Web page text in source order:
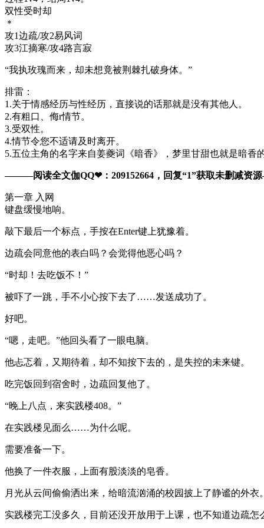
双性受时却
＊
攻1边疏/攻2易风词
攻3江摘寒/攻4路言寂
“我执玫瑰而来，却未想竟被荆棘扎破身体。”
排雷：
1.关于情感经历与性经历，直接说的话那就是没有其他人。
2.有粗口、侮r情节。
3.受双性。
4.情节令您不适请及时离开。
5.五位主角的名字来自姜夔词《暗香》，梦里甘甜也就是暗香
———阅读全文伽QQ❤：209152664，回复“1”获取未删减资
第一章 入网
键盘缓慢地响。
敲下最后一个标点，手按在Enter键上犹豫着。
边疏会同意他的表白吗？会觉得他恶心吗？
“时却！去吃饭不！”
被吓了一跳，手不小心按下去了……发送成功了。
好吧。
“嗯，走吧。”他回头看了一眼电脑。
他忐忑着，又期待着，却不知按下去的，是失控的未来键。
吃完饭回到宿舍时，边疏回复他了。
“晚上八点，来实践楼408。”
在实践楼见面么……为什么呢。
需要准备一下。
他换了一件衣服，上面有股淡淡的皂香。
月光从云间偷偷洒出来，给暗流汹涌的校园披上了静谧的外衣。
实践楼完工没多久，目前还没开放用于上课，也不知道边疏怎